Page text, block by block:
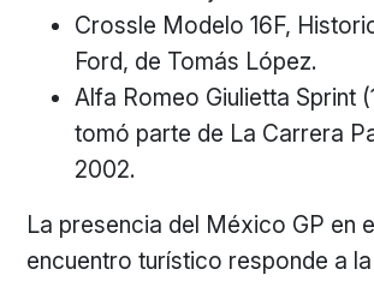
Crossle Modelo 16F,
Ford, de Tomás López.
Alfa Romeo Giulietta Sprint
tomó parte de La Carrera
2002.
La presencia del México GP en
encuentro turístico responde a